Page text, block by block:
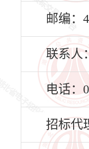
邮编：
联系人
电话：
招标代